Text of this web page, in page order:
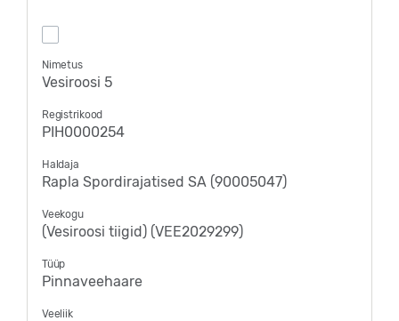
Nimetus
Vesiroosi 5
Registrikood
PIH0000254
Haldaja
Rapla Spordirajatised SA (90005047)
Veekogu
(Vesiroosi tiigid) (VEE2029299)
Tüüp
Pinnaveehaare
Veeliik